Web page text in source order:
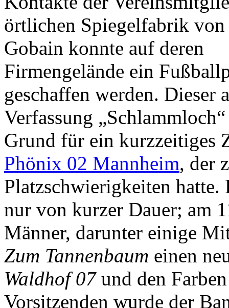
örtlichen Spiegelfabrik
Gobain konnte auf deren
Firmengelände ein
geschaffen werden. Dieser
Verfassung
Grund für ein kurzzeitiges
Phönix 02 Mannheim, der
Platzschwierigkeiten
nur von kurzer Dauer; am
Männer, darunter einige
Zum Tannenbaum einen
Waldhof 07und den
Vorsitzenden wurde der